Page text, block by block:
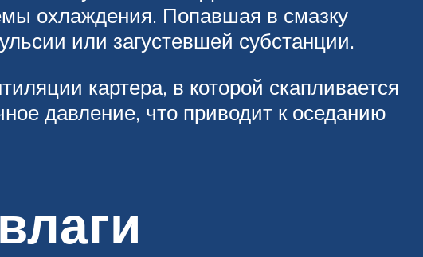
охлаждения. Попавшая в смазку
или загустевшей субстанции.
картера, в которой скапливается
давление, что приводит к оседанию